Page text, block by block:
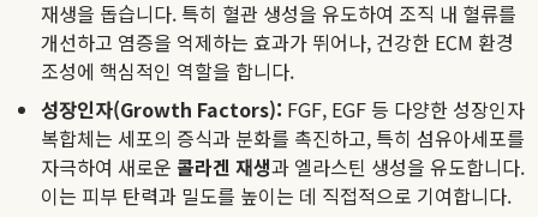
재생을 돕습니다. 특히 혈관 생성을 유도하여 조직 내 혈류를
개선하고 염증을 억제하는 효과가 뛰어나, 건강한 ECM 환경
조성에 핵심적인 역할을 합니다.
성장인자(Growth Factors): FGF, EGF 등 다양한 성장인자
복합체는 세포의 증식과 분화를 촉진하고, 특히 섬유아세포를
자극하여 새로운 콜라겐 재생과 엘라스틴 생성을 유도합니다.
이는 피부 탄력과 밀도를 높이는 데 직접적으로 기여합니다.